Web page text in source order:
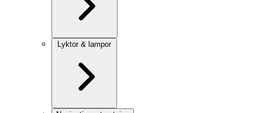
Lyktor & lampor